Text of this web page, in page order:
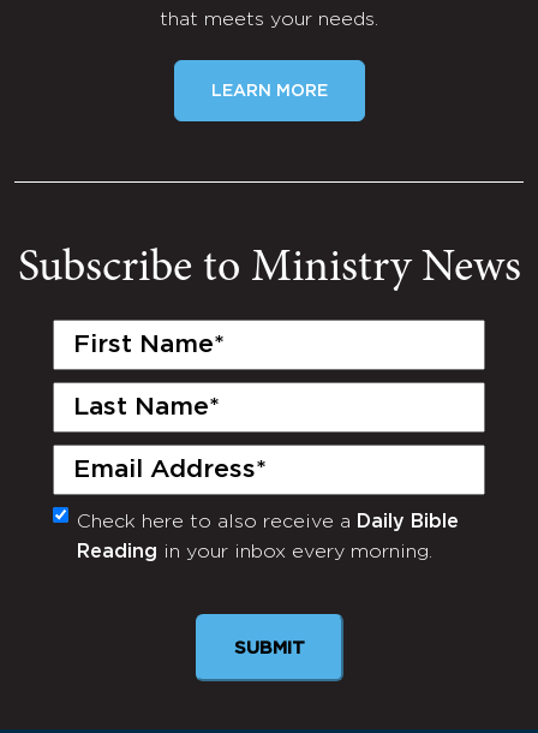
that meets your needs.
LEARN MORE
Subscribe to Ministry News
First
Last
Email
(Required)
Monthly
Newsletter
Check here to also receive a Daily Bible
Reading in your inbox every morning.